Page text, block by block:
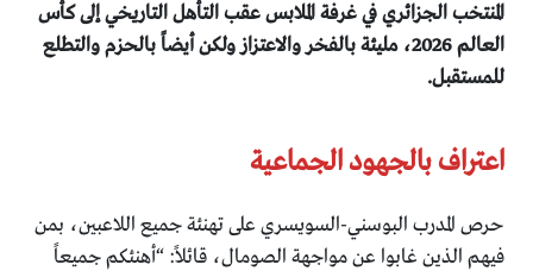
المنتخب الجزائري في غرفة الملابس عقب التأهل التاريخي إلى كأس
العالم 2026، مليئة بالفخر والاعتزاز ولكن أيضاً بالحزم والتطلع
للمستقبل.
اعتراف بالجهود الجماعية
حرص المدرب البوسني-السويسري على تهنئة جميع اللاعبين، بمن
فيهم الذين غابوا عن مواجهة الصومال، قائلاً: “أهنئكم جميعاً